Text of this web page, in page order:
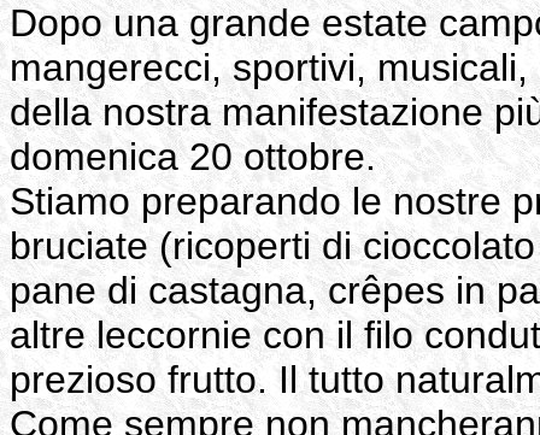
Dopo una grande estate
mangerecci, sportivi,
della nostra manifestazione
domenica 20 ottobre.
Stiamo preparando le nostre
bruciate (ricoperti di
pane di castagna, crêpes in
altre leccornie con il filo
prezioso frutto. Il tutto
Come sempre non